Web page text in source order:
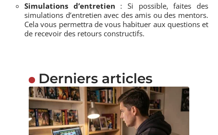
Simulations d’entretien : Si possible, faites des
simulations d’entretien avec des amis ou des mentors.
Cela vous permettra de vous habituer aux questions et
de recevoir des retours constructifs.
Derniers articles